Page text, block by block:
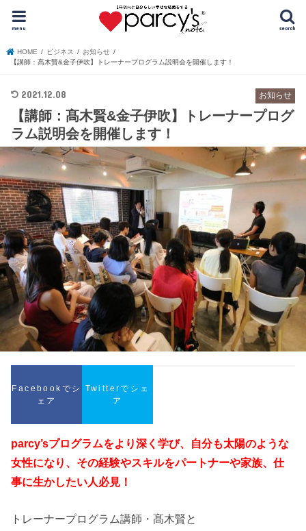
search
menu
HOME ビジネス
お知らせ
【講師：髙木賢&金子伊吹】トレーナープログラム説明会を開催します！
お知らせ
2021.12.08
【講師：髙木賢&金子伊吹】トレーナープログ
ラム説明会を開催します！
Facebookでシ
ェア
Twitterでシェ
ア
parcy’sプログラムをより深く学び、自分も太陽のような
女性になり、その経験やスキルをパートナーや家族、仕
事に生かしたい人必見！
トレーナープログラム講師・髙木賢と